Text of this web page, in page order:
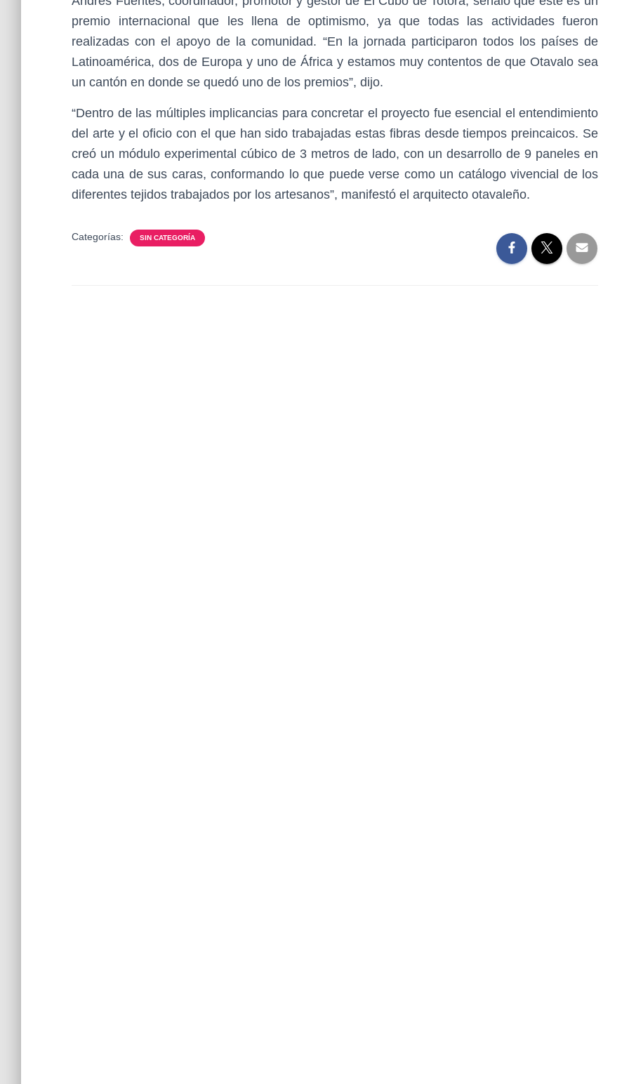
premio internacional que les llena de optimismo, ya que todas las actividades fueron
realizadas con el apoyo de la comunidad. “En la jornada participaron todos los países de
Latinoamérica, dos de Europa y uno de África y estamos muy contentos de que Otavalo sea
un cantón en donde se quedó uno de los premios”, dijo.
“Dentro de las múltiples implicancias para concretar el proyecto fue esencial el entendimiento
del arte y el oficio con el que han sido trabajadas estas fibras desde tiempos preincaicos. Se
creó un módulo experimental cúbico de 3 metros de lado, con un desarrollo de 9 paneles en
cada una de sus caras, conformando lo que puede verse como un catálogo vivencial de los
diferentes tejidos trabajados por los artesanos”, manifestó el arquitecto otavaleño.
Categorías: SIN CATEGORÍA